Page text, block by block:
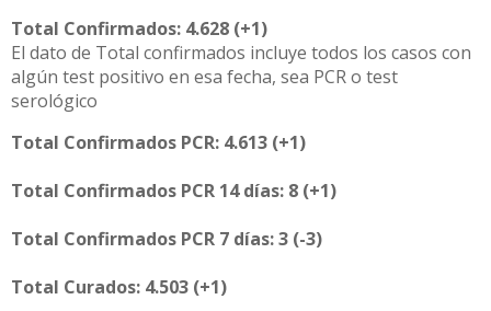
Total Confirmados: 4.628 (+1)
El dato de Total confirmados incluye todos los casos con
algún test positivo en esa fecha, sea PCR o test
serológico
Total Confirmados PCR: 4.613 (+1)
Total Confirmados PCR 14 días: 8 (+1)
Total Confirmados PCR 7 días: 3 (-3)
Total Curados: 4.503 (+1)